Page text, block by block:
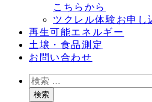
こちらから
ツクレル体験お申し
再生可能エネルギー
土壌・食品測定
お問い合わせ
検
索検索